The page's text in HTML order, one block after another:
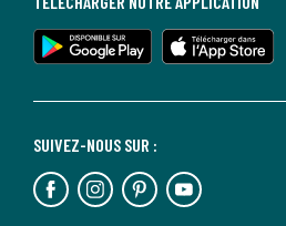
SUIVEZ-NOUS SUR :